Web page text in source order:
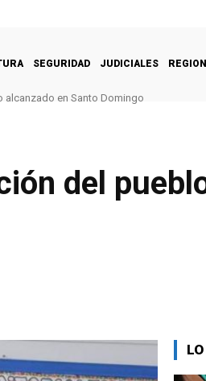
SEGURIDAD JUDICIALES
alcanzado en Santo Domingo
del